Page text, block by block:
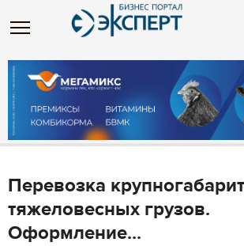
Перевозка
тяжеловесных грузов.
Оформление...